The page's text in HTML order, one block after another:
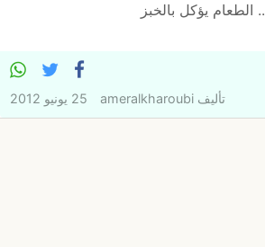
.. الطعام يؤكل بالخبز
تأليفameralkharoubi 25 يونيو 2012